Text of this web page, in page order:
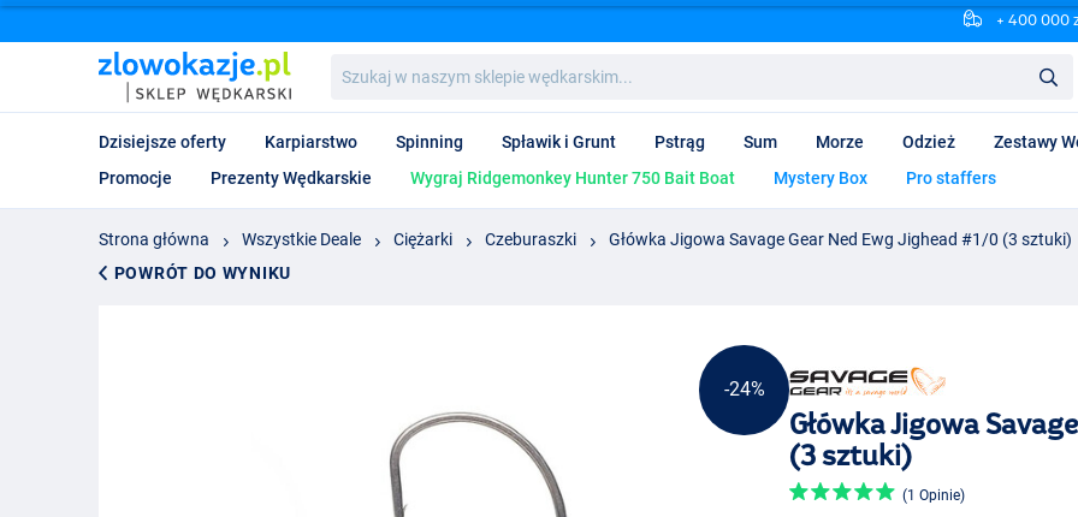
+ 400 000
w
naszym
wędkarskim...
Dzisiejsze oferty Karpiarstwo Spinning Spławik i Grunt Pstrąg Sum Morze Odzież Zestawy
Promocje
Prezenty Wędkarskie Wygraj Ridgemonkey Hunter 750 Bait Boat Mystery Box Pro staffers
Strona główna Wszystkie Deale Ciężarki Czeburaszki
Główka Jigowa Savage Gear Ned Ewg Jighead #1/0 (3 sztuki)
POWRÓT DO WYNIKU
-24%
Główka Jigowa
(3 sztuki)
(1 Opinie)